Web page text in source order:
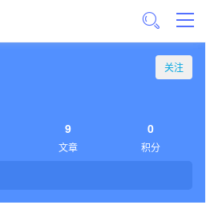
关注
9
文章
0
积分